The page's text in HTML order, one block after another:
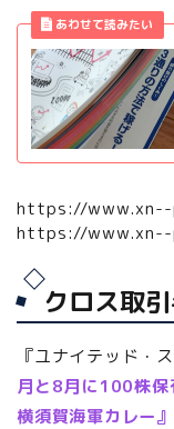
https://www.xn--
https://www.xn--
クロス取
『ユナイテッド・
月と8月に100株保
横須賀海軍カレー』